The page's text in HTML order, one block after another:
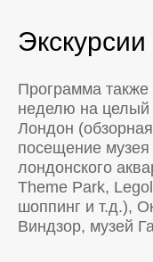
Экскурсии
Программа также
неделю на целый
Лондон
посещение
лондонского
Theme Park,
шоппинг и т.д.),
Виндзор, музей